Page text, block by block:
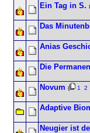
Ein Tag in S. (
Das
Anias
Die
Novum ( 1 2
Adaptive
Neugier ist